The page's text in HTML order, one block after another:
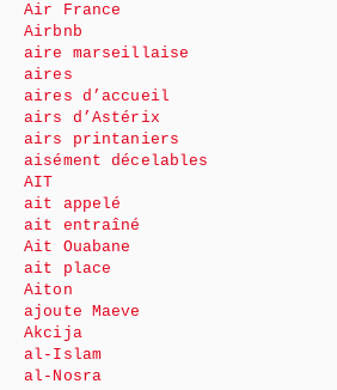
Air France
Airbnb
aire marseillaise
aires
aires d’accueil
airs d’Astérix
airs printaniers
aisément décelables
AIT
ait appelé
ait entraîné
Ait Ouabane
ait place
Aiton
ajoute Maeve
Akcija
al-Islam
al-Nosra